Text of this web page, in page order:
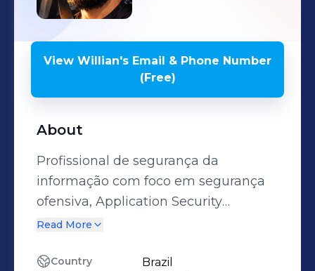
View Willian's Email & Phone Number
(Free)
About
Profissional de segurança da
informação com foco em segurança
ofensiva, Application Security
(AppSec) e desenvolvimento seguro,
(pentest) e análise de
Read More
Country Brazil